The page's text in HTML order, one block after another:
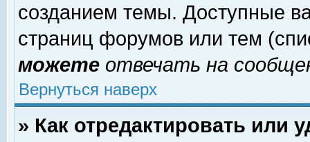
созданием темы. Доступные
страниц форумов или тем
можете отвечать на
Вернуться наверх
» Как отредактировать или